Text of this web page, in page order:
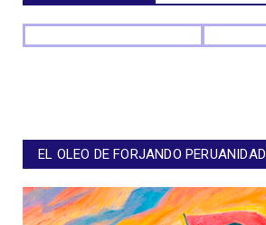
EL OLEO DE FORJANDO PERUANIDAD